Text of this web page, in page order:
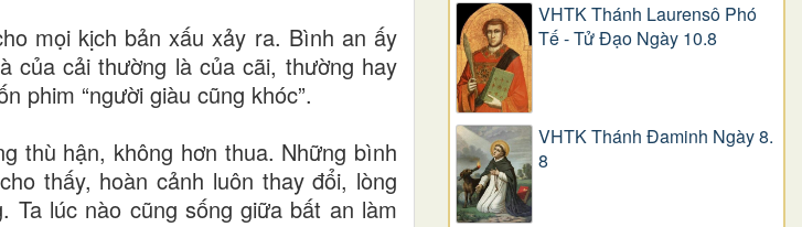
mọi kịch bản xấu xảy ra. Bình an ấy
của cải thường là của cãi, thường hay
phim “người giàu cũng khóc”.
thù hận, không hơn thua. Những bình
thấy, hoàn cảnh luôn thay đổi, lòng
Ta lúc nào cũng sống giữa bất an làm
VHTK Thánh Laurensô Phó
Tế - Tử Đạo Ngày 10.8
VHTK Thánh Đaminh Ngày 8.
8